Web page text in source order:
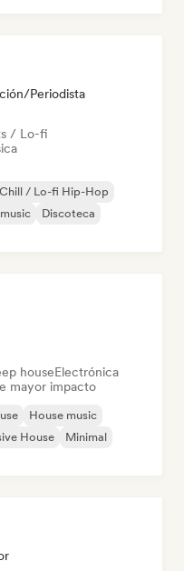
Periodista
/ Lo-fi
Chill / Lo-fi Hip-Hop
Discoteca
houseElectrónica
mayor impacto
House music
House
Minimal